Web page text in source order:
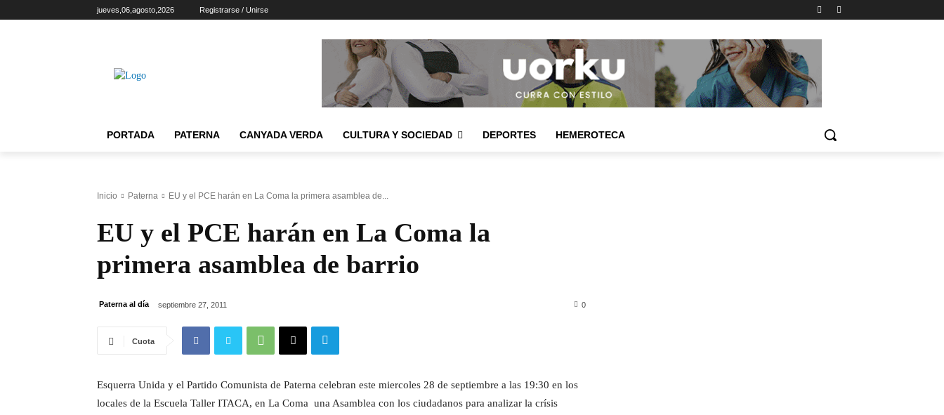
jueves,06,agosto,2026 Registrarse / Unirse
PORTADA PATERNA CANYADA VERDA CULTURA Y SOCIEDAD DEPORTES HEMEROTECA
Inicio Paterna EU y el PCE harán en La Coma la primera asamblea de...
EU y el PCE harán en La Coma la
primera asamblea de barrio
Paterna al día septiembre 27, 2011 0
Cuota
Esquerra Unida y el Partido Comunista de Paterna celebran este miercoles 28 de septiembre a las 19:30 en los
locales de la Escuela Taller ITACA, en La Coma una Asamblea con los ciudadanos para analizar la crísis